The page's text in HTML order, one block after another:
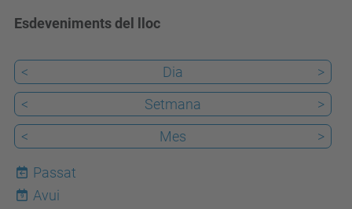
Esdeveniments del lloc
< Dia
>
<
Setmana
>
<
Mes >
Passat
9
Avui